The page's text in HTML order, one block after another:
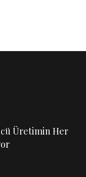
Üretimin Her